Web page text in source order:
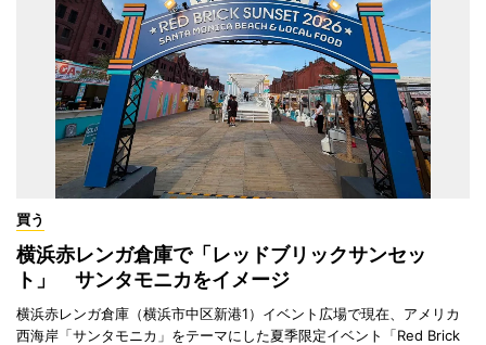
買う
横浜赤レンガ倉庫で「レッドブリックサンセッ
ト」 サンタモニカをイメージ
横浜赤レンガ倉庫（横浜市中区新港1）イベント広場で現在、アメリカ
西海岸「サンタモニカ」をテーマにした夏季限定イベント「Red Brick